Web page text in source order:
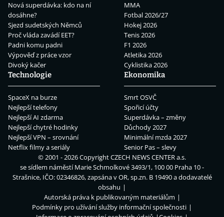
Nová superdávka: kdo na ní
dosáhne?
Sjezd sudetských Němců
Proč vláda zavádí EET?
Padni komu padni
Výpověď z práce vzor
Divoký kačer
MMA
Fotbal 2026/27
Hokej 2026
Tenis 2026
F1 2026
Atletika 2026
Cyklistika 2026
Technologie
SpaceX na burze
Nejlepší telefony
Nejlepší AI zdarma
Nejlepší chytré hodinky
Nejlepší VPN – srovnání
Netflix filmy a seriály
Ekonomika
Smrt OSVČ
Spořicí účty
Superdávka – změny
Důchody 2027
Minimální mzda 2027
Senior Pas – slevy
© 2001 - 2026 CopyrightCZECH NEWS CENTER a.s.
se sídlem náměstí Marie Schmolkové 3493/1, 100 00 Praha 10 -
Strašnice, IČO: 02346826, zapsána v OR, sp.zn. B 19490 a dodavatelé
obsahu
Autorská práva k publikovaným materiálům
Podmínky pro užívání služby informační společnosti